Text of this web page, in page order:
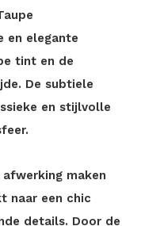
en elegante
tint en de
De subtiele
en stijlvolle
maken
naar een chic
details. Door de